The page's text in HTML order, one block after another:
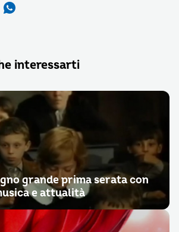
interessarti
grande prima serata con
e attualità